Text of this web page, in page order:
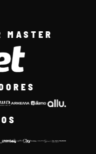
MASTER